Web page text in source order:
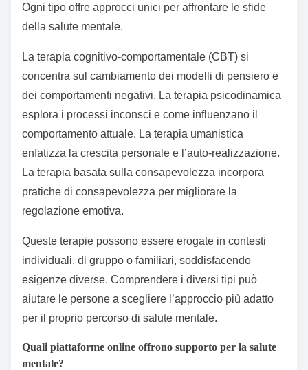
Ogni tipo offre approcci unici per affrontare le sfide
della salute mentale.
La terapia cognitivo-comportamentale (CBT) si
concentra sul cambiamento dei modelli di pensiero e
dei comportamenti negativi. La terapia psicodinamica
esplora i processi inconsci e come influenzano il
comportamento attuale. La terapia umanistica
enfatizza la crescita personale e l’auto-realizzazione.
La terapia basata sulla consapevolezza incorpora
pratiche di consapevolezza per migliorare la
regolazione emotiva.
Queste terapie possono essere erogate in contesti
individuali, di gruppo o familiari, soddisfacendo
esigenze diverse. Comprendere i diversi tipi può
aiutare le persone a scegliere l’approccio più adatto
per il proprio percorso di salute mentale.
Quali piattaforme online offrono supporto per la salute
mentale?